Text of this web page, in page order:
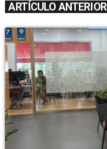
ARTÍCULO ANTERIOR